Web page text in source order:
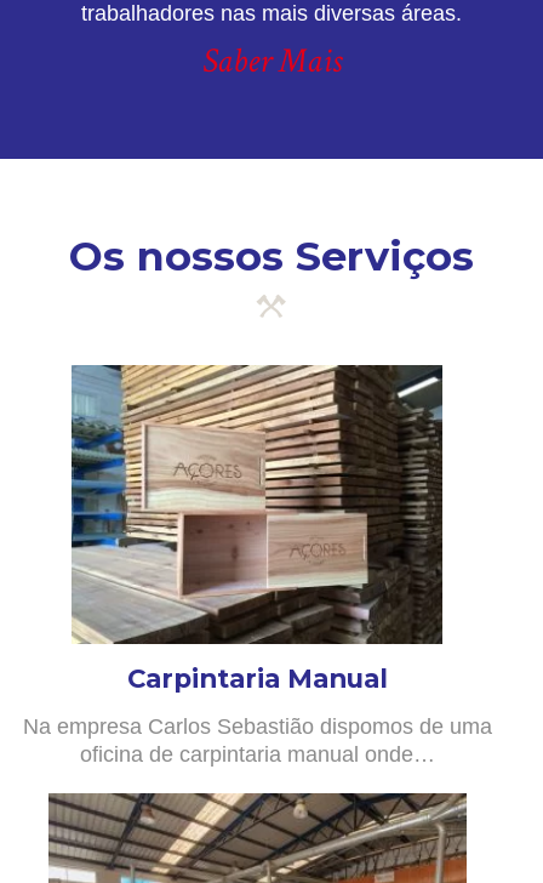
trabalhadores nas mais diversas áreas.
Saber Mais
Os nossos Serviços
Carpintaria Manual
Na empresa Carlos Sebastião dispomos de uma
oficina de carpintaria manual onde…